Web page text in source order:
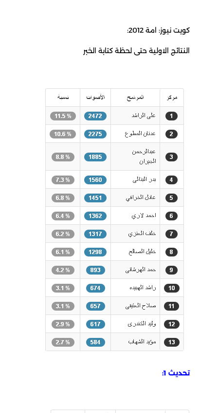
كويت نيوز: امة 2012:
النتائج الاولية حتى لحظة كتابة الخبر
تحديث 1: